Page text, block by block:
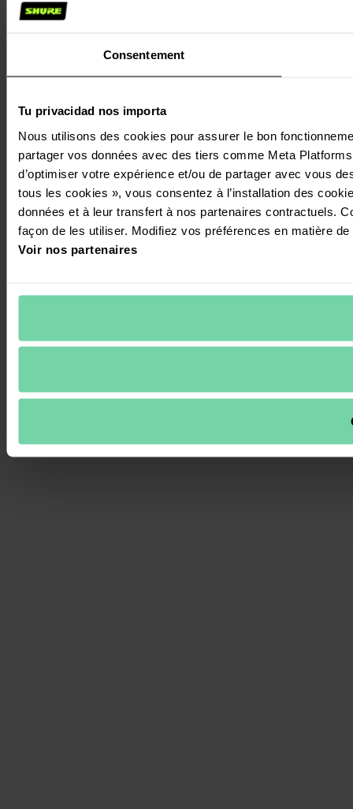
Consentement
Tu privacidad nos importa
Nous utilisons des cookies pour assurer le bon
partager vos données avec des tiers comme Meta
d’optimiser votre expérience et/ou de partager avec vous
tous les cookies », vous consentez à l’installation des
données et à leur transfert à nos partenaires contractuels.
façon de les utiliser. Modifiez vos préférences en matière
Voir nos partenaires